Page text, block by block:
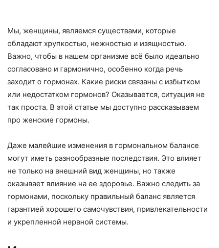
Мы, женщины, являемся существами, которые
обладают хрупкостью, нежностью и изящностью.
Важно, чтобы в нашем организме всё было идеально
согласовано и гармонично, особенно когда речь
заходит о гормонах. Какие риски связаны с избытком
или недостатком гормонов? Оказывается, ситуация не
так проста. В этой статье мы доступно рассказываем
про женские гормоны.
Даже малейшие изменения в гормональном балансе
могут иметь разнообразные последствия. Это влияет
не только на внешний вид женщины, но также
оказывает влияние на ее здоровье. Важно следить за
гормонами, поскольку правильный баланс является
гарантией хорошего самочувствия, привлекательности
и укрепленной нервной системы.